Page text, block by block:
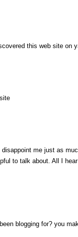
this web site on
me just as
to talk about. All I
blogging for? you